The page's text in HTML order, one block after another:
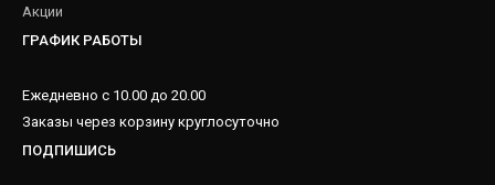
Акции
ГРАФИК РАБОТЫ
Ежедневно с 10.00 до 20.00
Заказы через корзину круглосуточно
ПОДПИШИСЬ